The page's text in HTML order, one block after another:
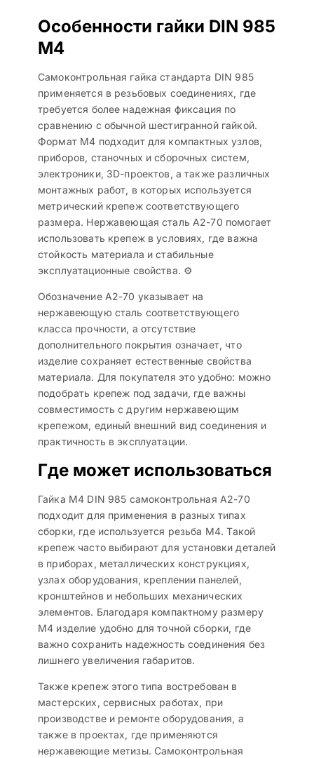
Особенности гайки DIN 985
M4
Самоконтрольная гайка стандарта DIN 985
применяется в резьбовых соединениях, где
требуется более надежная фиксация по
сравнению с обычной шестигранной гайкой.
Формат M4 подходит для компактных узлов,
приборов, станочных и сборочных систем,
электроники, 3D-проектов, а также различных
монтажных работ, в которых используется
метрический крепеж соответствующего
размера. Нержавеющая сталь A2-70 помогает
использовать крепеж в условиях, где важна
стойкость материала и стабильные
эксплуатационные свойства. ⚙️
Обозначение A2-70 указывает на
нержавеющую сталь соответствующего
класса прочности, а отсутствие
дополнительного покрытия означает, что
изделие сохраняет естественные свойства
материала. Для покупателя это удобно: можно
подобрать крепеж под задачи, где важны
совместимость с другим нержавеющим
крепежом, единый внешний вид соединения и
практичность в эксплуатации.
Где может использоваться
Гайка М4 DIN 985 самоконтрольная A2-70
подходит для применения в разных типах
сборки, где используется резьба M4. Такой
крепеж часто выбирают для установки деталей
в приборах, металлических конструкциях,
узлах оборудования, креплении панелей,
кронштейнов и небольших механических
элементов. Благодаря компактному размеру
М4 изделие удобно для точной сборки, где
важно сохранить надежность соединения без
лишнего увеличения габаритов.
Также крепеж этого типа востребован в
мастерских, сервисных работах, при
производстве и ремонте оборудования, а
также в проектах, где применяются
нержавеющие метизы. Самоконтрольная